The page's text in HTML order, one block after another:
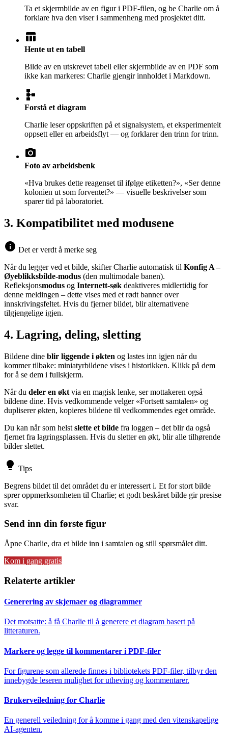
Ta et skjermbilde av en figur i PDF-filen, og be Charlie om å
forklare hva den viser i sammenheng med prosjektet ditt.
table_chart
Hente ut en tabell
Bilde av en utskrevet tabell eller skjermbilde av en PDF som
ikke kan markeres: Charlie gjengir innholdet i Markdown.
schema
Forstå et diagram
Charlie leser oppskriften på et signalsystem, et eksperimentelt
oppsett eller en arbeidsflyt — og forklarer den trinn for trinn.
photo_camera
Foto av arbeidsbenk
«Hva brukes dette reagenset til ifølge etiketten?», «Ser denne
kolonien ut som forventet?» — visuelle beskrivelser som
sparer tid på laboratoriet.
3. Kompatibilitet med modusene
info Det er verdt å merke seg
Når du legger ved et bilde, skifter Charlie automatisk til Konfig A –
Øyeblikksbilde-modus (den multimodale banen).
Refleksjonsmodus og Internett-søk deaktiveres midlertidig for
denne meldingen – dette vises med et rødt banner over
innskrivingsfeltet. Hvis du fjerner bildet, blir alternativene
tilgjengelige igjen.
4. Lagring, deling, sletting
Bildene dine blir liggende i økten og lastes inn igjen når du
kommer tilbake: miniatyrbildene vises i historikken. Klikk på dem
for å se dem i fullskjerm.
Når du deler en økt via en magisk lenke, ser mottakeren også
bildene dine. Hvis vedkommende velger «Fortsett samtalen» og
dupliserer økten, kopieres bildene til vedkommendes eget område.
Du kan når som helst slette et bilde fra loggen – det blir da også
fjernet fra lagringsplassen. Hvis du sletter en økt, blir alle tilhørende
bilder slettet.
lightbulb Tips
Begrens bildet til det området du er interessert i. Et for stort bilde
sprer oppmerksomheten til Charlie; et godt beskåret bilde gir presise
svar.
Send inn din første figur
Åpne Charlie, dra et bilde inn i samtalen og still spørsmålet ditt.
Kom i gang gratis
Relaterte artikler
Generering av skjemaer og diagrammer
Det motsatte: å få Charlie til å generere et diagram basert på
litteraturen.
Markere og legge til kommentarer i PDF-filer
For figurene som allerede finnes i bibliotekets PDF-filer, tilbyr den
innebygde leseren mulighet for utheving og kommentarer.
Brukerveiledning for Charlie
En generell veiledning for å komme i gang med den vitenskapelige
AI-agenten.